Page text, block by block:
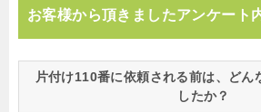
お客様から頂きましたアンケート
片付け110番に依頼される前は、どん
したか？